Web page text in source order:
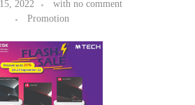
2022 with no comment
Promotion